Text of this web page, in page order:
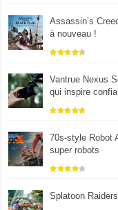
Assassin’s
à nouveau !
Vantrue Nexus
qui inspire
70s-style Robot
super robots
Splatoon